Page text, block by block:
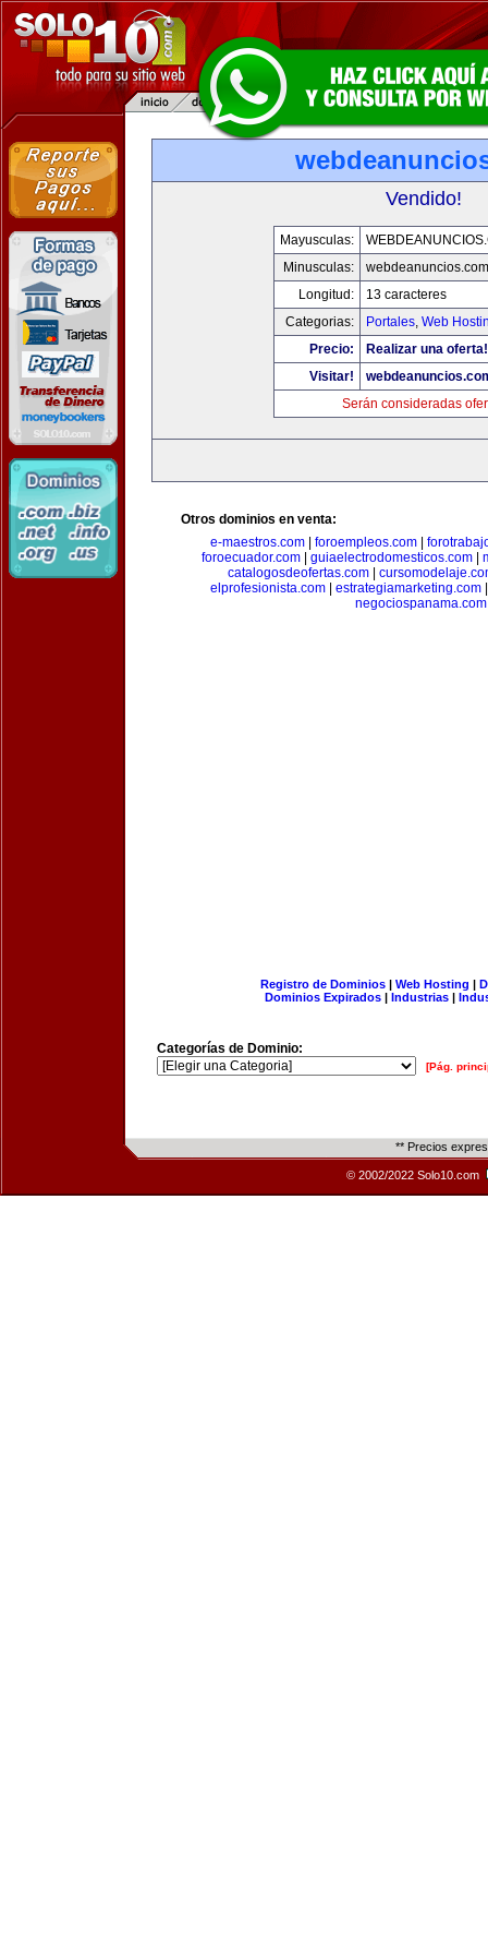
Vendido!
Mayusculas:
Minusculas:
webdeanuncios.com
Longitud:
13 caracteres
Categorias:
Portales, Web
Precio:
Realizar una oferta!
Visitar!
Serán consideradas
Otros dominios en venta:
e-maestros.com
foroempleos.com
foroecuador.com| guiaelectrodomesticos.com|
catalogosdeofertas.com|
elprofesionista.com
estrategiamarketing.com
negociospanama.com
Registro de Dominios| Web Hosting |
Dominios Expirados | Industrias |
Categorías de Dominio:
[Pág.
** Precios
© 2002/2022 Solo10.com